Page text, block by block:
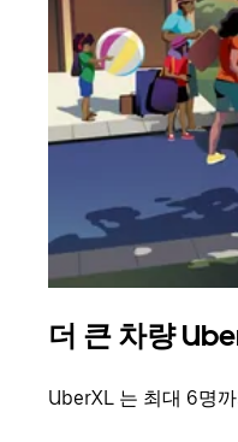
더 큰 차량
UberXL 는 최대 6명